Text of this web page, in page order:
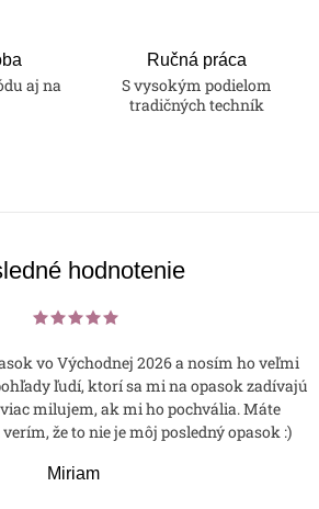
aj na
Ručná práca
S vysokým podielom
tradičných techník
hodnotenie
vo Východnej 2026 a nosím ho veľmi
ľudí, ktorí sa mi na opasok zadívajú
milujem, ak mi ho pochvália. Máte
že to nie je môj posledný opasok :)
Miriam